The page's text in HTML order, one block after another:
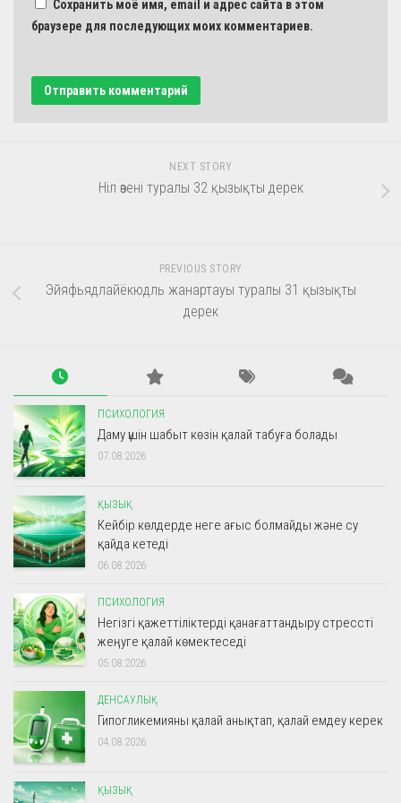
Сохранить моё имя, email и адрес сайта в этом
браузере для последующих моих комментариев.
NEXT STORY
Ніл өзені туралы 32 қызықты дерек
PREVIOUS STORY
Эйяфьядлайёкюдль жанартауы туралы 31 қызықты
дерек
ПСИХОЛОГИЯ
Даму үшін шабыт көзін қалай табуға болады
07.08.2026
ҚЫЗЫҚ
Кейбір көлдерде неге ағыс болмайды және су
қайда кетеді
06.08.2026
ПСИХОЛОГИЯ
Негізгі қажеттіліктерді қанағаттандыру стрессті
жеңуге қалай көмектеседі
05.08.2026
ДЕНСАУЛЫҚ
Гипогликемияны қалай анықтап, қалай емдеу керек
04.08.2026
ҚЫЗЫҚ